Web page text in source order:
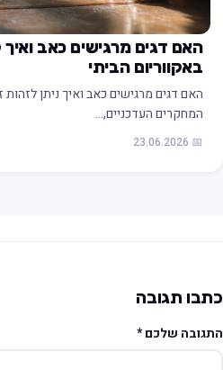
האם דגים מרגישים כאב ואיך
באקווריום הביתי
האם דגים מרגישים כאב ואיך ניתן
המחקרים העדכניים,…
📅 23.06.2026
תגובה
שלכם*